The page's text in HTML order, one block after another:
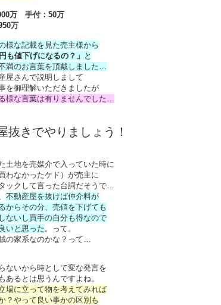
万 手付：50万
万
様な記載を見た売主様から
も値下げになるの？」
と
満のお言葉を頂戴しました…
屋さんで説明しまして
を御理解いただきましたが
様な言葉は有りませんでした…
抜きでやりましょう！
土地を売媒介で入っていた時に
わなかったケド）が売主に
ックして言った台詞だそうで…
不動産屋を抜けば仲介料が
からその分、売値を下げても
ないし買手の自分も得なので
いと思った。って。
の家系なのかな？って…
ないから時として変な発言を
あるとは思うんですよね。
場に立って物を考えてみれば
？やって良い事かの区別も